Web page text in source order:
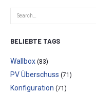
BELIEBTE TAGS
Wallbox (83)
PV Überschuss (71)
Konfiguration (71)